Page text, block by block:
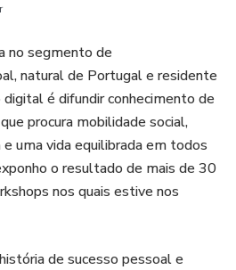
no segmento de
natural de Portugal e residente
digital é difundir conhecimento de
procura mobilidade social,
e uma vida equilibrada em todos
o resultado de mais de 30
nos quais estive nos
de sucesso pessoal e